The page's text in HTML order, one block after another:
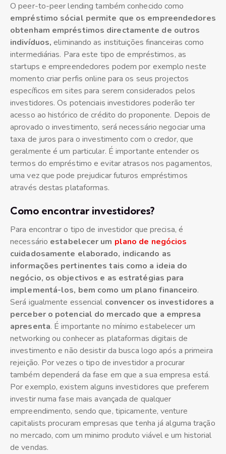
O peer-to-peer lending também conhecido como
empréstimo sócial permite que os empreendedores
obtenham empréstimos directamente de outros
indivíduos, eliminando as instituições financeiras como
intermediárias. Para este tipo de empréstimos, as
startups e empreendedores podem por exemplo neste
momento criar perfis online para os seus projectos
específicos em sites para serem considerados pelos
investidores. Os potenciais investidores poderão ter
acesso ao histórico de crédito do proponente. Depois de
aprovado o investimento, será necessário negociar uma
taxa de juros para o investimento com o credor, que
geralmente é um particular. É importante entender os
termos do empréstimo e evitar atrasos nos pagamentos,
uma vez que pode prejudicar futuros empréstimos
através destas plataformas.
Como encontrar investidores?
Para encontrar o tipo de investidor que precisa, é
necessário estabelecer um plano de negócios
cuidadosamente elaborado, indicando as
informações pertinentes tais como a ideia do
negócio, os objectivos e as estratégias para
implementá-los, bem como um plano financeiro.
Será igualmente essencial convencer os investidores a
perceber o potencial do mercado que a empresa
apresenta. É importante no mínimo estabelecer um
networking ou conhecer as plataformas digitais de
investimento e não desistir da busca logo após a primeira
rejeição. Por vezes o tipo de investidor a procurar
também dependerá da fase em que a sua empresa está.
Por exemplo, existem alguns investidores que preferem
investir numa fase mais avançada de qualquer
empreendimento, sendo que, tipicamente, venture
capitalists procuram empresas que tenha já alguma tração
no mercado, com um minimo produto viável e um historial
de vendas.